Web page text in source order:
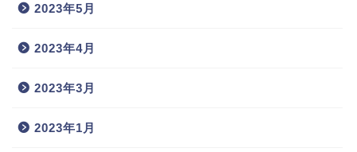
2023年5月
2023年4月
2023年3月
2023年1月